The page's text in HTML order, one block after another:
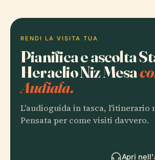
RENDI LA VISITA TUA
Pianifica e ascolta
Heraclio Niz Mesa
Audiala.
L'audioguida in tasca, l'itinerario
Pensata per come visiti davvero.
Apri